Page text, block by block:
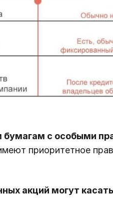
бумагам с особыми
приоритетное
акций могут